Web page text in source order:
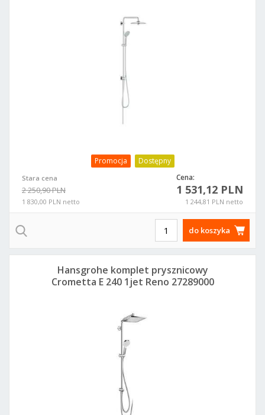
Promocja Dostępny
Stara cena
2 250,90 PLN
1 830,00 PLN netto
Cena:
1 531,12 PLN
1 244,81 PLN netto
do koszyka
Hansgrohe komplet prysznicowy
Crometta E 240 1jet Reno 27289000